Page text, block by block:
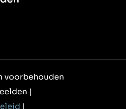
voorbehouden
|
|